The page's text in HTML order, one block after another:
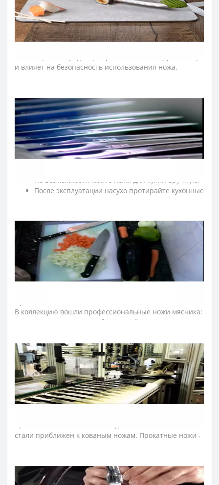
которые не создают щелей и предотвращают
проникновение микроскопических элементов пищи.
Закрепляют конструкцию рукоятки японского ножа
прочные металлические заклепки. Выступ,
и влияет на безопасность использования ножа.
распространение бактерий, грибков и плесени.
≡ ЧАСТО ЗАДАВАЕМЫЕ ВОПРОСЫ О
ПРОФЕССИОНАЛЬНЫХ НОЖАХ ARCOSUNIVERSAL?
➤ Как ухаживать за кухонными ножами Аркос?
Мойте кухонные ножи сразу после
После эксплуатации насухо протирайте кухонные
пластиковой доске.
Для ухода за лезвием ножа регулярно правьте
кухонные ножи с помощью мусата Arcos.
Храните кухонные ножи в сухом, недоступном для
детей месте.
В коллекцию вошли профессиональные ножи мясника:
нож для разделки мяса, обвалочный нож, нож для
мяса, а также шеф-ножи, японские ножи, ножи Сантоку,
поварские ножи, ножи для овощей и фруктов, овощные
ножи, ножи для нарезки, ножи для рыбы, ножи для
салями, ножи для хлеба, ножи для хамона, нож для
шаурмы.
➤ Тип ножей АркосUniversal?
стали приближен к кованым ножам. Прокатные ножи -
➤ Материал клинка (лезвия) ножей Аркос